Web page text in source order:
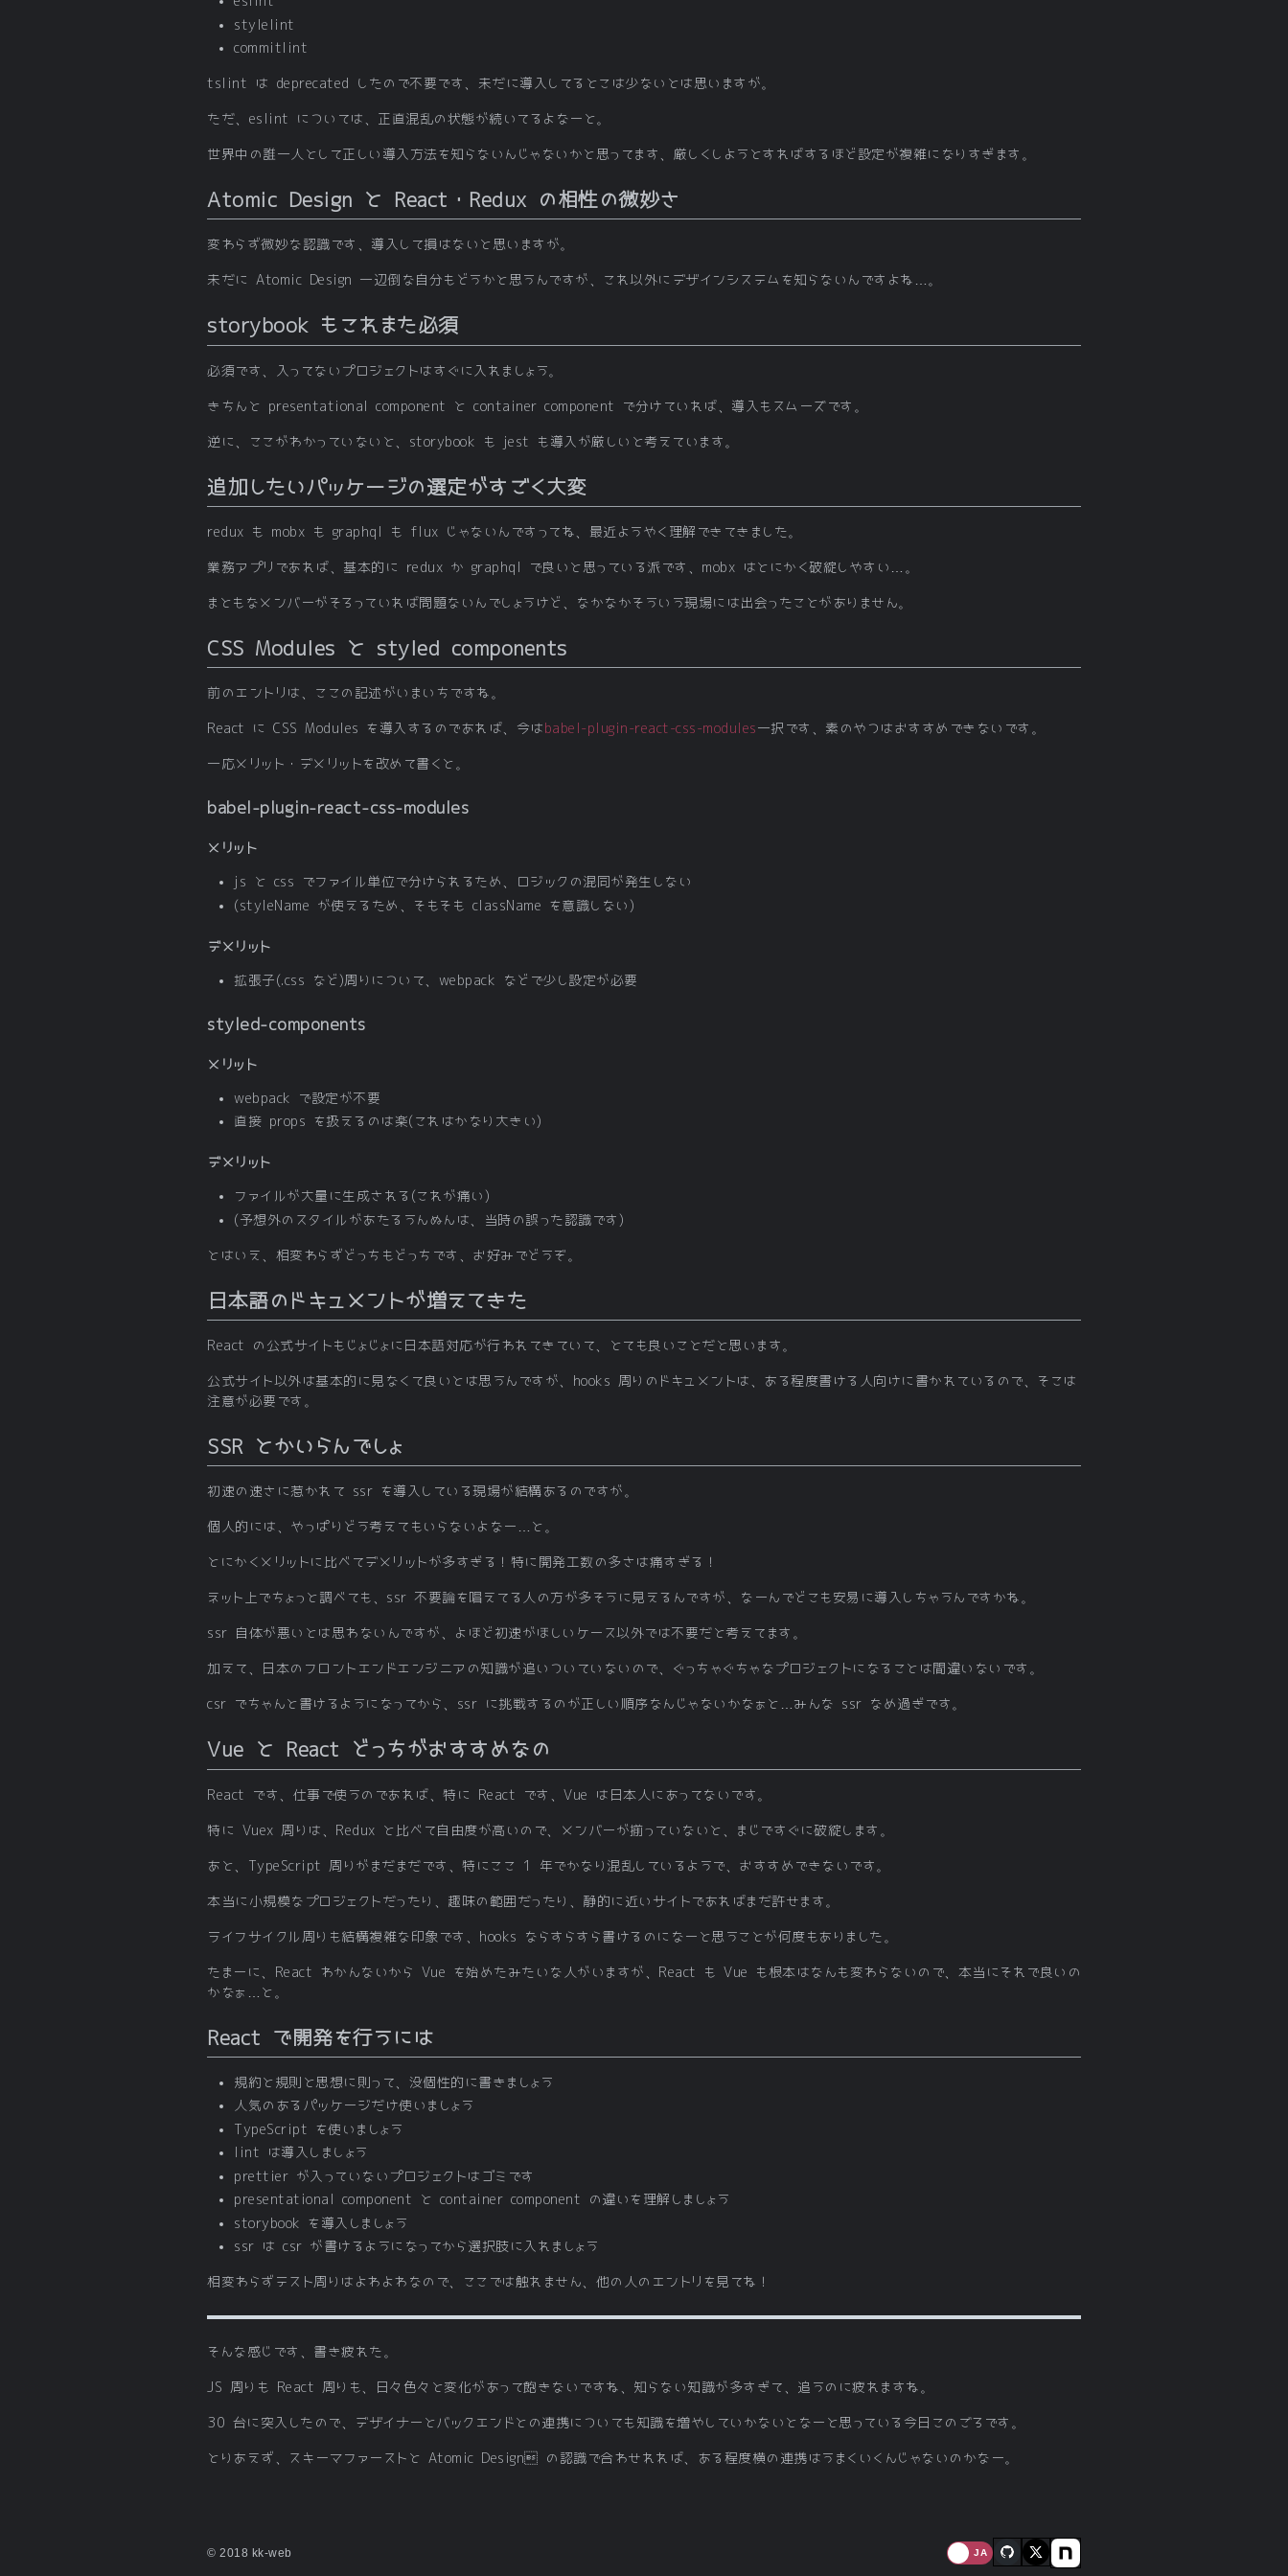
stylelint
commitlint
tslint は deprecated したので不要です、未だに導入してるとこは少ないとは思いますが。
ただ、eslint については、正直混乱の状態が続いてるよなーと。
世界中の誰一人として正しい導入方法を知らないんじゃないかと思ってます、厳しくしようとすればするほど設定が複雑になりすぎます。
Atomic Design と React・Redux の相性の微妙さ
変わらず微妙な認識です、導入して損はないと思いますが。
未だに Atomic Design 一辺倒な自分もどうかと思うんですが、これ以外にデザインシステムを知らないんですよね…。
storybook もこれまた必須
必須です、入ってないプロジェクトはすぐに入れましょう。
きちんと presentational component と container component で分けていれば、導入もスムーズです。
逆に、ここがわかっていないと、storybook も jest も導入が厳しいと考えています。
追加したいパッケージの選定がすごく大変
redux も mobx も graphql も flux じゃないんですってね、最近ようやく理解できてきました。
業務アプリであれば、基本的に redux か graphql で良いと思っている派です、mobx はとにかく破綻しやすい…。
まともなメンバーがそろっていれば問題ないんでしょうけど、なかなかそういう現場には出会ったことがありません。
CSS Modules と styled components
前のエントリは、ここの記述がいまいちですね。
React に CSS Modules を導入するのであれば、今は babel-plugin-react-css-modules 一択です、素のやつはおすすめできないです。
一応メリット・デメリットを改めて書くと。
babel-plugin-react-css-modules
メリット
js と css でファイル単位で分けられるため、ロジックの混同が発生しない
(styleName が使えるため、そもそも className を意識しない)
デメリット
拡張子(.css など)周りについて、webpack などで少し設定が必要
styled-components
メリット
webpack で設定が不要
直接 props を扱えるのは楽(これはかなり大きい)
デメリット
ファイルが大量に生成される(これが痛い)
(予想外のスタイルがあたるうんぬんは、当時の誤った認識です)
とはいえ、相変わらずどっちもどっちです、お好みでどうぞ。
日本語のドキュメントが増えてきた
React の公式サイトもじょじょに日本語対応が行われてきていて、とても良いことだと思います。
公式サイト以外は基本的に見なくて良いとは思うんですが、hooks 周りのドキュメントは、ある程度書ける人向けに書かれているので、そこは
注意が必要です。
SSR とかいらんでしょ
初速の速さに惹かれて ssr を導入している現場が結構あるのですが。
個人的には、やっぱりどう考えてもいらないよなー…と。
とにかくメリットに比べてデメリットが多すぎる！特に開発工数の多さは痛すぎる！
ネット上でちょっと調べても、ssr 不要論を唱えてる人の方が多そうに見えるんですが、なーんでどこも安易に導入しちゃうんですかね。
ssr 自体が悪いとは思わないんですが、よほど初速がほしいケース以外では不要だと考えてます。
加えて、日本のフロントエンドエンジニアの知識が追いついていないので、ぐっちゃぐちゃなプロジェクトになることは間違いないです。
csr でちゃんと書けるようになってから、ssr に挑戦するのが正しい順序なんじゃないかなぁと…みんな ssr なめ過ぎです。
Vue と React どっちがおすすめなの
React です、仕事で使うのであれば、特に React です、Vue は日本人にあってないです。
特に Vuex 周りは、Redux と比べて自由度が高いので、メンバーが揃っていないと、まじですぐに破綻します。
あと、TypeScript 周りがまだまだです、特にここ 1 年でかなり混乱しているようで、おすすめできないです。
本当に小規模なプロジェクトだったり、趣味の範囲だったり、静的に近いサイトであればまだ許せます。
ライフサイクル周りも結構複雑な印象です、hooks ならすらすら書けるのになーと思うことが何度もありました。
たまーに、React わかんないから Vue を始めたみたいな人がいますが、React も Vue も根本はなんも変わらないので、本当にそれで良いの
かなぁ…と。
React で開発を行うには
規約と規則と思想に則って、没個性的に書きましょう
人気のあるパッケージだけ使いましょう
TypeScript を使いましょう
lint は導入しましょう
prettier が入っていないプロジェクトはゴミです
presentational component と container component の違いを理解しましょう
storybook を導入しましょう
ssr は csr が書けるようになってから選択肢に入れましょう
相変わらずテスト周りはよわよわなので、ここでは触れません、他の人のエントリを見てね！
そんな感じです、書き疲れた。
JS 周りも React 周りも、日々色々と変化があって飽きないですね、知らない知識が多すぎて、追うのに疲れますね。
30 台に突入したので、デザイナーとバックエンドとの連携についても知識を増やしていかないとなーと思っている今日このごろです。
とりあえず、スキーマファーストと Atomic Design の認識で合わせれれば、ある程度横の連携はうまくいくんじゃないのかなー。
© 2018 kk-web JA